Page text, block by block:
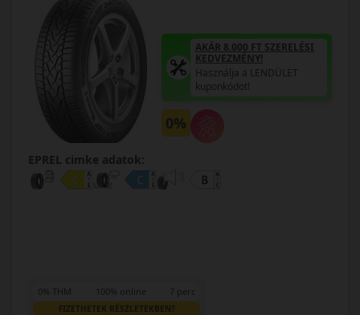
AKÁR 8.000 FT SZERELÉSI
KEDVEZMÉNY!
Használja a LENDÜLET
kuponkódot!
0%
EPREL cimke adatok:
0% THM 100% online 7 perc
FIZETHETEK RÉSZLETEKBEN?